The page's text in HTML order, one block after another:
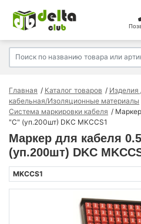
Главная Каталог товаров Изделия
кабельная/Изоляционные материалы
Система маркировки кабеля
"C" (уп.200шт) DKC MKCCS1
Маркер для кабеля
(уп.200шт) DKC
MKCCS1